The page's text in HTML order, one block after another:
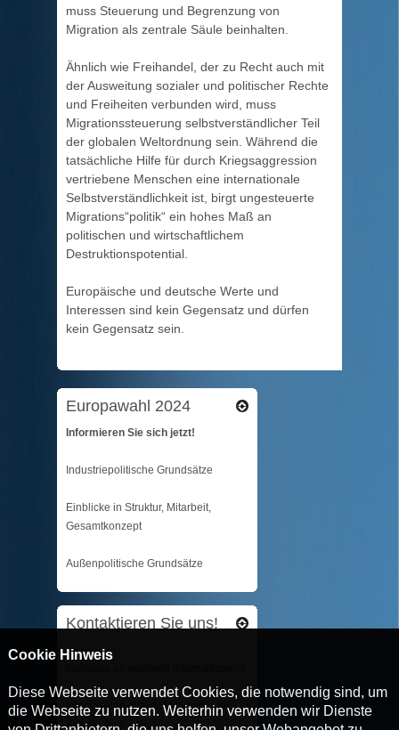
Cookie Hinweis
Diese Webseite verwendet Cookies, die notwendig sind, um
die Webseite zu nutzen. Weiterhin verwenden wir Dienste
muss Steuerung und Begrenzung von
Migration als zentrale Säule beinhalten.
Ähnlich wie Freihandel, der zu Recht auch mit
der Ausweitung sozialer und politischer Rechte
und Freiheiten verbunden wird, muss
Migrationssteuerung selbstverständlicher Teil
der globalen Weltordnung sein. Während die
tatsächliche Hilfe für durch Kriegsaggression
vertriebene Menschen eine internationale
Selbstverständlichkeit ist, birgt ungesteuerte
Migrations“politik“ ein hohes Maß an
politischen und wirtschaftlichem
Destruktionspotential.
Europäische und deutsche Werte und
Interessen sind kein Gegensatz und dürfen
kein Gegensatz sein.
Europawahl 2024
Informieren Sie sich jetzt!
Industriepolitische Grundsätze
Einblicke in Struktur, Mitarbeit,
Gesamtkonzept
Außenpolitische Grundsätze
Kontaktieren Sie uns!
Interesse an aktiver Mitarbeit oder
Kandidatur?